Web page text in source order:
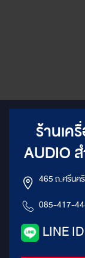
ร้านเค
465 ถ.ศรีนค
085-417-
LINE